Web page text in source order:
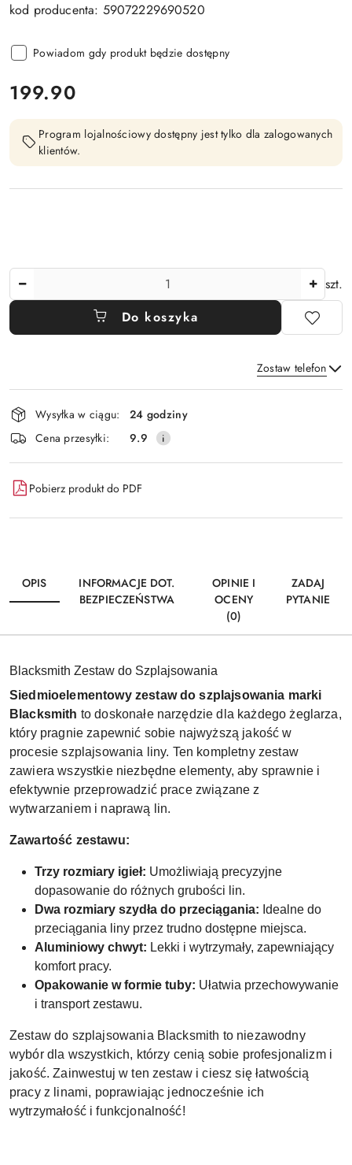
kod producenta: 59072229690520
Powiadom gdy produkt będzie dostępny
cena:
199.90
Program lojalnościowy dostępny jest tylko dla zalogowanych
klientów.
szt.
Do koszyka
Zostaw telefon
Wyślij
Dostępność
i
dostawa
Wysyłka w ciągu:
24 godziny
Cena przesyłki:
9.9
Pobierz produkt do PDF
OPIS
INFORMACJE DOT.
BEZPIECZEŃSTWA
OPINIE I
OCENY
(0)
ZADAJ
PYTANIE
Blacksmith Zestaw do Szplajsowania
Siedmioelementowy zestaw do szplajsowania marki
Blacksmith to doskonałe narzędzie dla każdego żeglarza,
który pragnie zapewnić sobie najwyższą jakość w
procesie szplajsowania liny. Ten kompletny zestaw
zawiera wszystkie niezbędne elementy, aby sprawnie i
efektywnie przeprowadzić prace związane z
wytwarzaniem i naprawą lin.
Zawartość zestawu:
Trzy rozmiary igieł: Umożliwiają precyzyjne
dopasowanie do różnych grubości lin.
Dwa rozmiary szydła do przeciągania: Idealne do
przeciągania liny przez trudno dostępne miejsca.
Aluminiowy chwyt: Lekki i wytrzymały, zapewniający
komfort pracy.
Opakowanie w formie tuby: Ułatwia przechowywanie
i transport zestawu.
Zestaw do szplajsowania Blacksmith to niezawodny
wybór dla wszystkich, którzy cenią sobie profesjonalizm i
jakość. Zainwestuj w ten zestaw i ciesz się łatwością
pracy z linami, poprawiając jednocześnie ich
wytrzymałość i funkcjonalność!